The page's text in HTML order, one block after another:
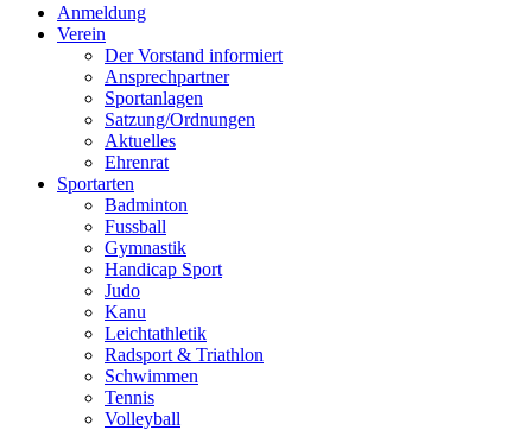
Anmeldung
Verein
Der Vorstand informiert
Ansprechpartner
Sportanlagen
Satzung/Ordnungen
Aktuelles
Ehrenrat
Sportarten
Badminton
Fussball
Gymnastik
Handicap Sport
Judo
Kanu
Leichtathletik
Radsport & Triathlon
Schwimmen
Tennis
Volleyball